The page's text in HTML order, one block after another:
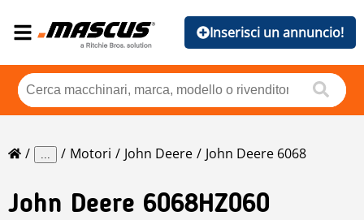
Inserisci un annuncio!
... Motori John Deere John Deere 6068
John Deere 6068HZ060